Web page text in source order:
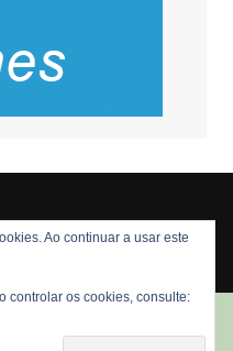
os direitos reservados
Ao continuar a usar este
controlar os cookies, consulte: